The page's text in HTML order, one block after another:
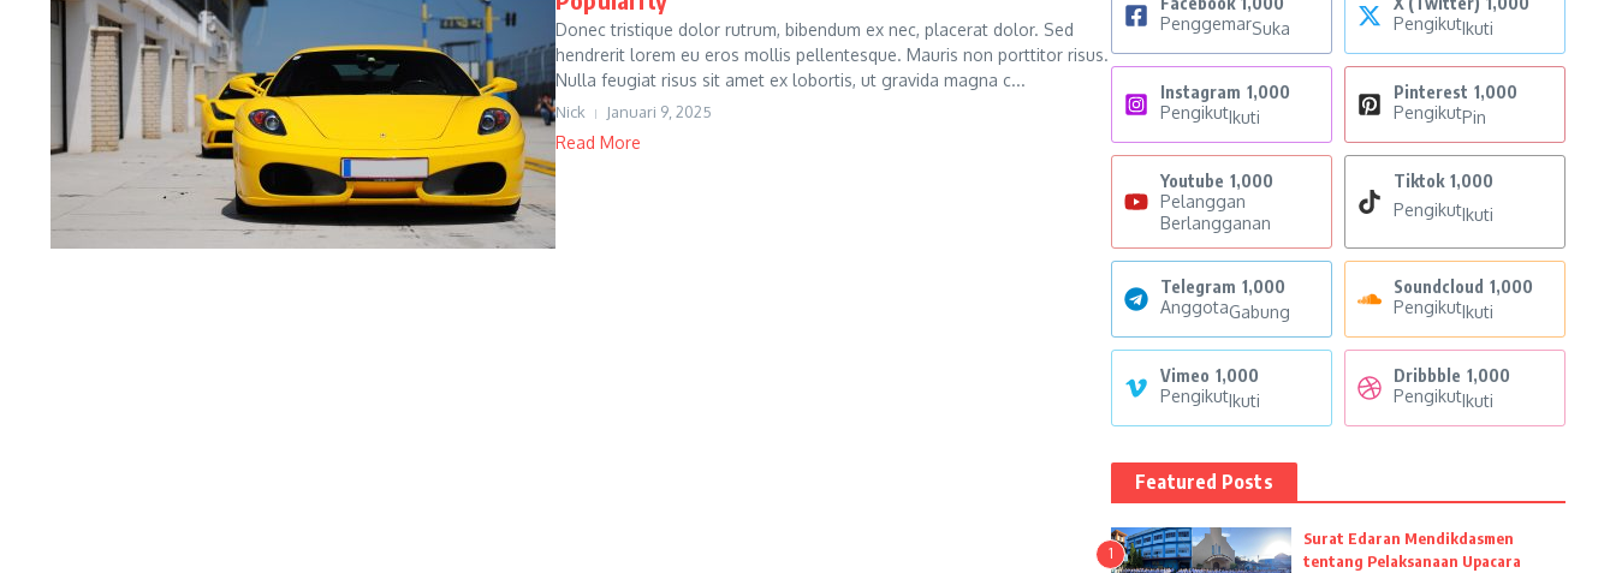
Donec tristique dolor rutrum, bibendum ex nec, placerat dolor. Sed
hendrerit lorem eu eros mollis pellentesque. Mauris non porttitor risus.
Nulla feugiat risus sit amet ex lobortis, ut gravida magna c...
Nick Januari 9, 2025
Read More
PenggemarSuka
PengikutIkuti
Instagram 1,000
PengikutIkuti
Pinterest 1,000
PengikutPin
Youtube 1,000
Pelanggan
Berlangganan
Tiktok 1,000
PengikutIkuti
Telegram 1,000
AnggotaGabung
Soundcloud 1,000
PengikutIkuti
Vimeo 1,000
PengikutIkuti
Dribbble 1,000
PengikutIkuti
Featured Posts
1
Surat Edaran Mendikdasmen
tentang Pelaksanaan Upacara